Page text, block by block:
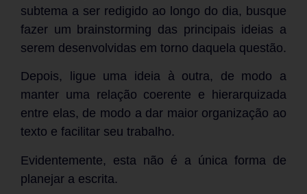
subtema a ser redigido ao longo do dia, busque
fazer um brainstorming das principais ideias a
serem desenvolvidas em torno daquela questão.
Depois, ligue uma ideia à outra, de modo a
manter uma relação coerente e hierarquizada
entre elas, de modo a dar maior organização ao
texto e facilitar seu trabalho.
Evidentemente, esta não é a única forma de
planejar a escrita.